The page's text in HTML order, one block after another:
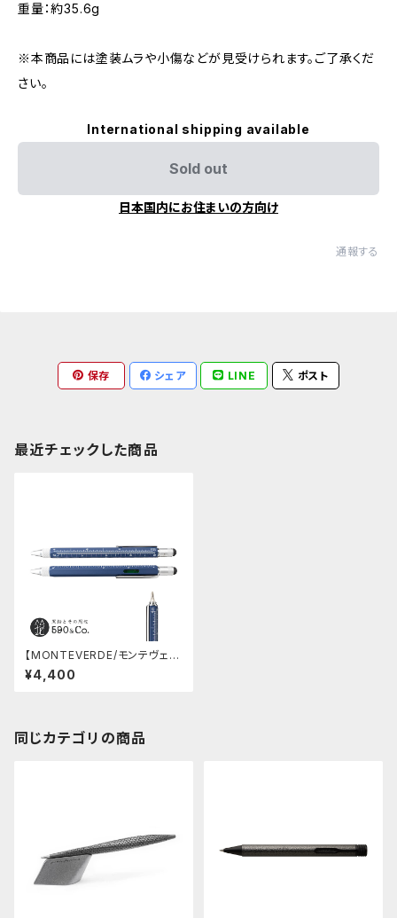
重量：約35.6g
※本商品には塗装ムラや小傷などが見受けられます。ご了承くだ
さい。
International shipping available
Sold out
日本国内にお住まいの方向け
通報する
保存 シェア LINE ポスト
最近チェックした商品
【MONTEVERDE/モンテヴェル
デ】ONE TOUCH STYLUS T
OOL PEN ・ボールペン (ダーク
¥4,400
同じカテゴリの商品